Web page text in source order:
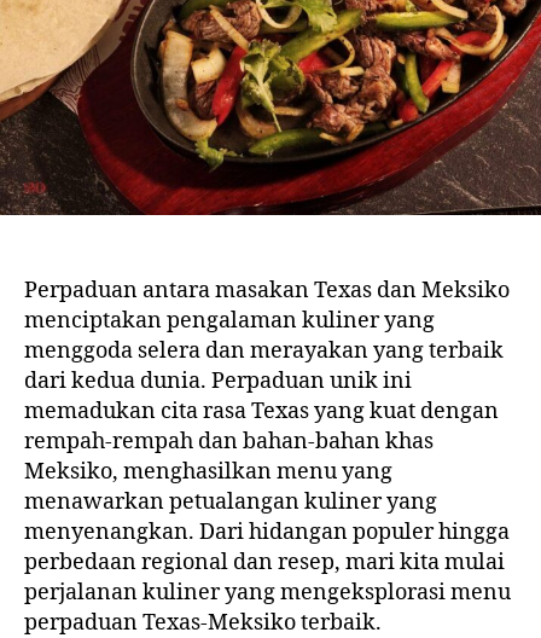
Perpaduan antara masakan Texas dan Meksiko
menciptakan pengalaman kuliner yang
menggoda selera dan merayakan yang terbaik
dari kedua dunia. Perpaduan unik ini
memadukan cita rasa Texas yang kuat dengan
rempah-rempah dan bahan-bahan khas
Meksiko, menghasilkan menu yang
menawarkan petualangan kuliner yang
menyenangkan. Dari hidangan populer hingga
perbedaan regional dan resep, mari kita mulai
perjalanan kuliner yang mengeksplorasi menu
perpaduan Texas-Meksiko terbaik.